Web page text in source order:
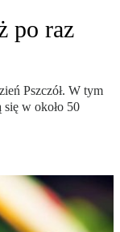
po raz
Pszczół. W tym
w około 50